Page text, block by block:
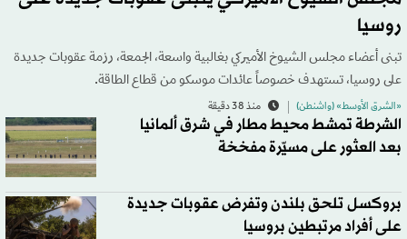
روسيا
تبنى أعضاء مجلس الشيوخ الأميركي بغالبية واسعة، الجمعة، رزمة عقوبات جديدة
على روسيا، تستهدف خصوصاً عائدات موسكو من قطاع الطاقة.
«الشرق الأوسط» (واشنطن) منذ 38 دقيقة
الشرطة تمشط محيط مطار في شرق ألمانيا
بعد العثور على مسيّرة مفخخة
بروكسل تلحق بلندن وتفرض عقوبات جديدة
على أفراد مرتبطين بروسيا